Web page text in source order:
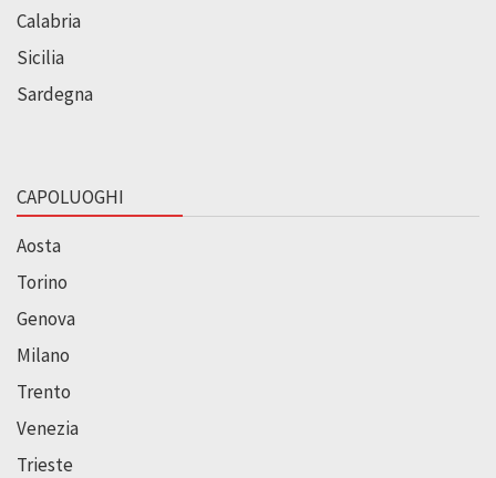
Calabria
Sicilia
Sardegna
CAPOLUOGHI
Aosta
Torino
Genova
Milano
Trento
Venezia
Trieste